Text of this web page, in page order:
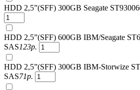
HDD 2,5”(SFF) 300GB Seagate
HDD 2,5”(SFF) 600GB IBM/Seagate
SAS123р.
HDD 2,5”(SFF) 300GB IBM-Storwize
SAS71р.